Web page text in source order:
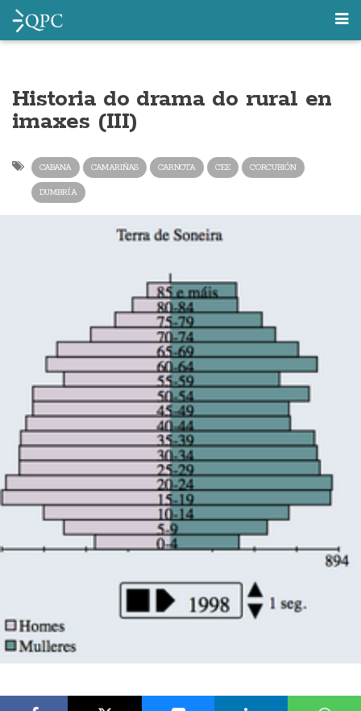
Historia do drama do rural en
imaxes (III)
CABANA CAMARIÑAS CARNOTA CEE CORCUBIÓN
DUMBRÍA